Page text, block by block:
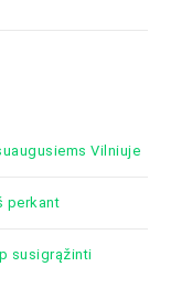
Vilniuje
perkant
susigrąžinti